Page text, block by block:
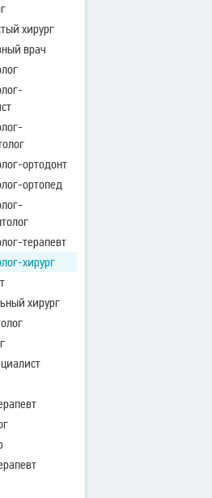
хирург
врач
ортодонт
ортопед
терапевт
хирург
хирург